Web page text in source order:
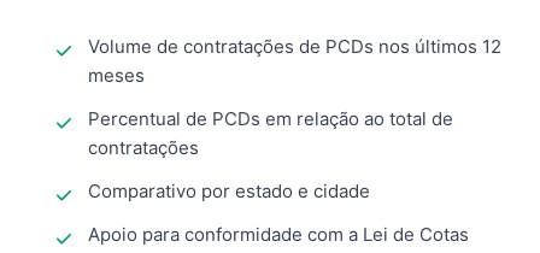
Volume de contratações de PCDs nos últimos 12
meses
Percentual de PCDs em relação ao total de
contratações
Comparativo por estado e cidade
Apoio para conformidade com a Lei de Cotas